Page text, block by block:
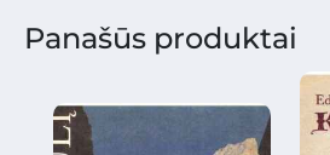
Panašūs produktai